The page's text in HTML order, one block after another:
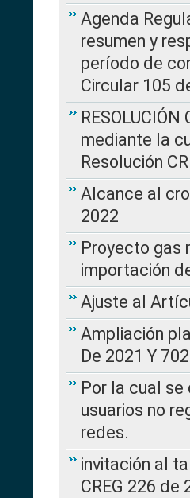
Agenda
resumen y
período de
Circular 105
mediante la
Resolución
Alcance al
2022
Proyecto gas
importación
Ajuste al
Ampliación
De 2021 Y
Por la cual
usuarios no
redes.
invitación al
CREG 226